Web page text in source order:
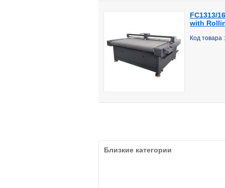
FC1313/
with
Код товара
Близкие категории